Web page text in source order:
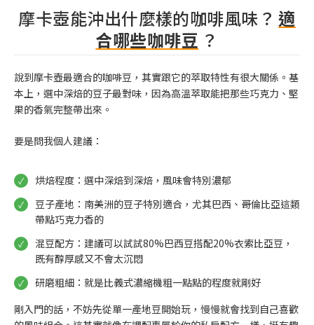
摩卡壺能沖出什麼樣的咖啡風味？ 適
合哪些咖啡豆 ？
說到摩卡壺最適合的咖啡豆，其實跟它的萃取特性有很大關係。基
本上，選中深焙的豆子最對味，因為高溫萃取能把那些巧克力、堅
果的香氣完整帶出來。
要是問我個人建議：
烘焙程度：選中深焙到深焙，風味會特別濃郁
豆子產地：南美洲的豆子特別適合，尤其巴西、哥倫比亞這類
帶點巧克力香的
混豆配方：建議可以試試80%巴西豆搭配20%衣索比亞豆，
既有醇厚感又不會太沉悶
研磨粗細：就是比義式濃縮機粗一點點的程度就剛好
剛入門的話，不妨先從單一產地豆開始玩，慢慢就會找到自己喜歡